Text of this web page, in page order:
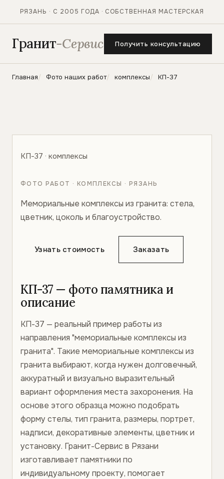
РЯЗАНЬ · С 2005 ГОДА · СОБСТВЕННАЯ МАСТЕРСКАЯ
Гранит-Сервис Получить консультацию
Главная Фото наших работ комплексы КП-37
КП-37 · комплексы
ФОТО РАБОТ · КОМПЛЕКСЫ · РЯЗАНЬ
Мемориальные комплексы из гранита: стела,
цветник, цоколь и благоустройство.
Узнать стоимость Заказать
КП-37 — фото памятника и
описание
КП-37 — реальный пример работы из
направления "мемориальные комплексы из
гранита". Такие мемориальные комплексы из
гранита выбирают, когда нужен долговечный,
аккуратный и визуально выразительный
вариант оформления места захоронения. На
основе этого образца можно подобрать
форму стелы, тип гранита, размеры, портрет,
надписи, декоративные элементы, цветник и
установку. Гранит-Сервис в Рязани
изготавливает памятники по
индивидуальному проекту, помогает